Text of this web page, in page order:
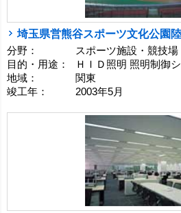
埼玉県営熊谷スポーツ文化公園
分野：
スポーツ施設・競技場
目的・用途：
ＨＩＤ照明 照明制御
地域：
関東
竣工年：
2003年5月